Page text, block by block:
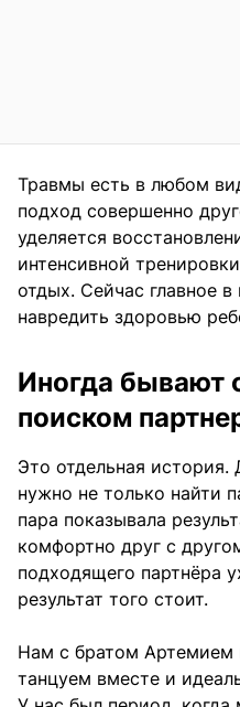
Травмы есть в любом
подход совершенно
уделяется
интенсивной
отдых. Сейчас главное
навредить здоровью
Иногда бывают
поиском
Это отдельная история.
нужно не только найти
пара показывала
комфортно друг с
подходящего партнёра
результат того стоит.
Нам с братом Артемием
танцуем вместе и